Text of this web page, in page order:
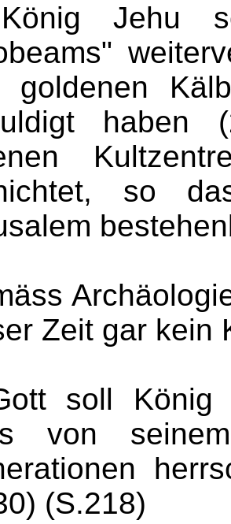
Jehu
goldenen
haben
so
Zeit gar kein
soll König
von
(S.218)